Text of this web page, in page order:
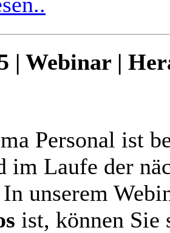
| Webinar |
Personal ist
im Laufe der
unserem
ist, können